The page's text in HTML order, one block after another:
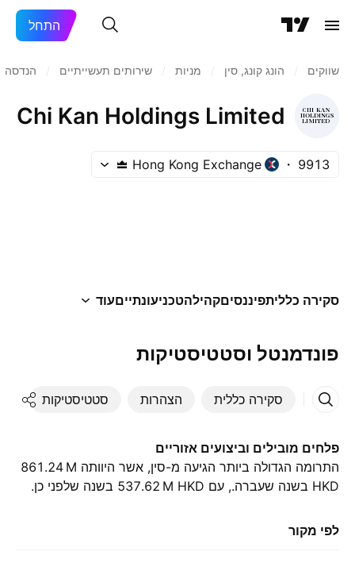
התחל
שווקים הונג קונג, סין מניות‏ שירותים תעשייתיים הנדסה
Chi Kan Holdings Limited
9913
Hong Kong Exchange
סקירה כלליתפיננסיםקהילהטכניעונתייםעוד
פונדמנטל וסטטיסטיקות
סקירה כללית הצהרות סטטיסטיקות
פלחים מובילים וביצועים אזוריים
התרומה הגדולה ביותר הגיעה מ-סין, אשר היוותה ‪861.24 M‬
HKD בשנה שעברה., עם ‪537.62 M‬ HKD בשנה שלפני כן.
לפי מקור